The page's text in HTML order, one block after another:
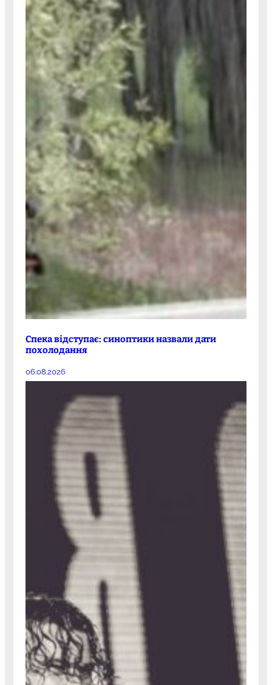
Спека відступає: синоптики назвали дати
похолодання
06.08.2026